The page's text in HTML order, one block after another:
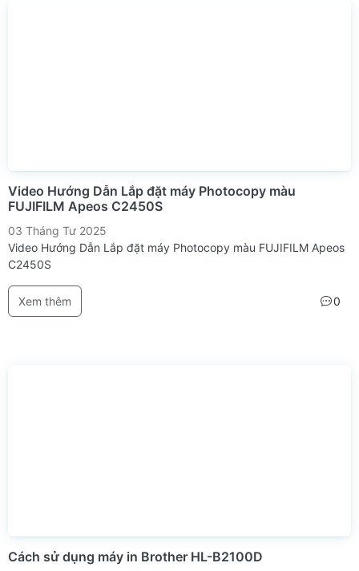
Video Hướng Dẫn Lắp đặt máy Photocopy màu
FUJIFILM Apeos C2450S
03 Tháng Tư 2025
Video Hướng Dẫn Lắp đặt máy Photocopy màu FUJIFILM Apeos
C2450S
Xem thêm 0
Cách sử dụng máy in Brother HL-B2100D